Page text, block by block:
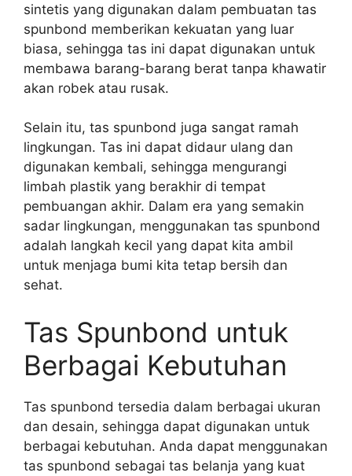
sintetis yang digunakan dalam pembuatan tas
spunbond memberikan kekuatan yang luar
biasa, sehingga tas ini dapat digunakan untuk
membawa barang-barang berat tanpa khawatir
akan robek atau rusak.
Selain itu, tas spunbond juga sangat ramah
lingkungan. Tas ini dapat didaur ulang dan
digunakan kembali, sehingga mengurangi
limbah plastik yang berakhir di tempat
pembuangan akhir. Dalam era yang semakin
sadar lingkungan, menggunakan tas spunbond
adalah langkah kecil yang dapat kita ambil
untuk menjaga bumi kita tetap bersih dan
sehat.
Tas Spunbond untuk
Berbagai Kebutuhan
Tas spunbond tersedia dalam berbagai ukuran
dan desain, sehingga dapat digunakan untuk
berbagai kebutuhan. Anda dapat menggunakan
tas spunbond sebagai tas belanja yang kuat